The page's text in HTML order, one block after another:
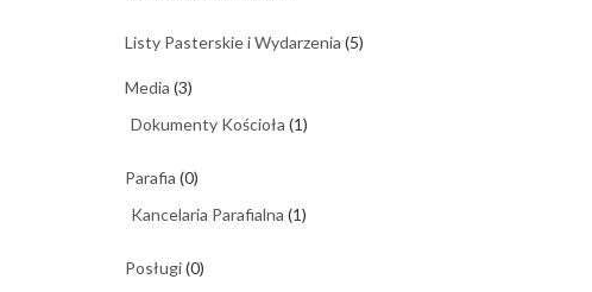
Listy Pasterskie i Wydarzenia (5)
Media (3)
Dokumenty Kościoła (1)
Parafia (0)
Kancelaria Parafialna (1)
Posługi(0)